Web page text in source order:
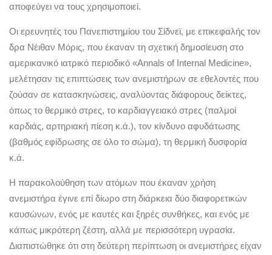
αποφεύγει να τους χρησιμοποιεί.
Οι ερευνητές του Πανεπιστημίου του Σίδνεϊ, με επικεφαλής τον
δρα Νέιθαν Μόρις, που έκαναν τη σχετική δημοσίευση στο
αμερικανικό ιατρικό περιοδικό «Annals of Internal Medicine»,
μελέτησαν τις επιπτώσεις των ανεμιστήρων σε εθελοντές που
ζούσαν σε κατασκηνώσεις, αναλύοντας διάφορους δείκτες,
όπως το θερμικό στρες, το καρδιαγγειακό στρες (παλμοί
καρδιάς, αρτηριακή πίεση κ.ά.), τον κίνδυνο αφυδάτωσης
(βαθμός εφίδρωσης σε όλο το σώμα), τη θερμική δυσφορία
κ.ά.
Η παρακολούθηση των ατόμων που έκαναν χρήση
ανεμιστήρα έγινε επί δίωρο στη διάρκεια δύο διαφορετικών
καυσώνων, ενός με καυτές και ξηρές συνθήκες, και ενός με
κάπως μικρότερη ζέστη, αλλά με περισσότερη υγρασία.
Διαπιστώθηκε ότι στη δεύτερη περίπτωση οι ανεμιστήρες είχαν